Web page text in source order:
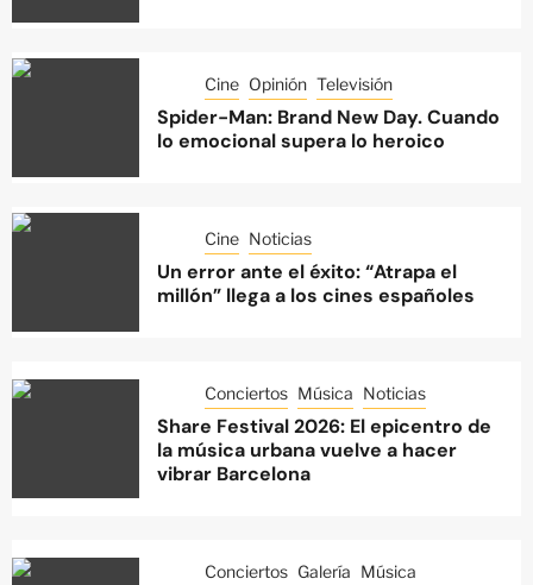
Cine Opinión Televisión
Spider-Man: Brand New Day. Cuando
lo emocional supera lo heroico
Cine Noticias
Un error ante el éxito: “Atrapa el
millón” llega a los cines españoles
Conciertos Música Noticias
Share Festival 2026: El epicentro de
la música urbana vuelve a hacer
vibrar Barcelona
Conciertos Galería Música